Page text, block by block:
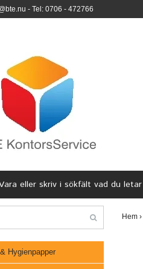
- Tel: 0706 - 472766
eller skriv i sökfält vad du
Hygienpapper
Hem ›